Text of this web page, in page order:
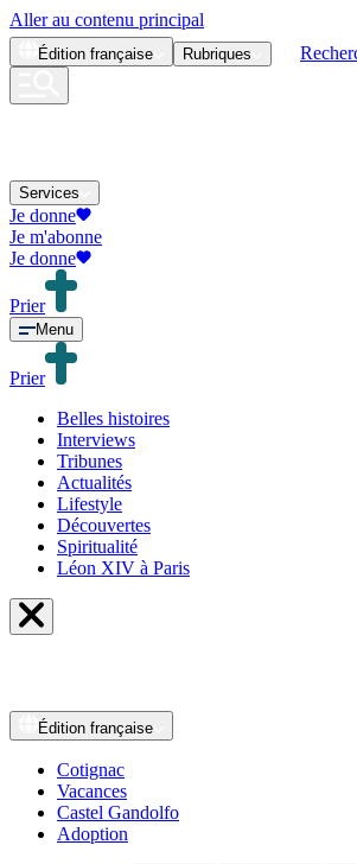
Aller au contenu principal
Édition française Rubriques
Services
Je donne
Je m'abonne
Je donne
Prier
Menu
Prier
Belles histoires
Interviews
Tribunes
Actualités
Lifestyle
Découvertes
Spiritualité
Léon XIV à Paris
Édition française
Cotignac
Vacances
Castel Gandolfo
Adoption